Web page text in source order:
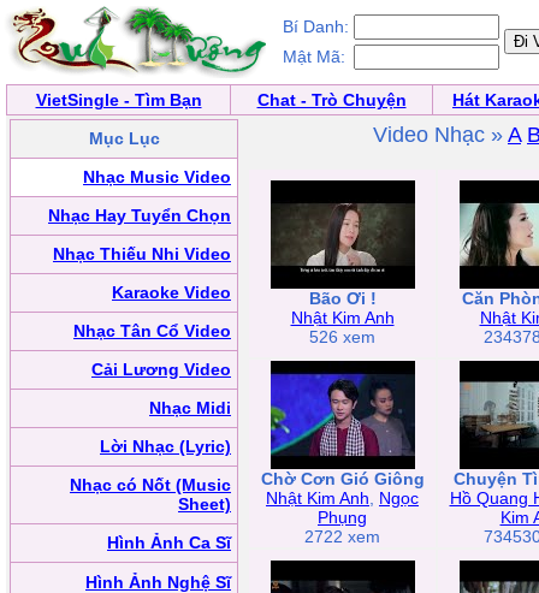
Bí Danh:
Mật Mã:
VietSingle - Tìm Bạn Chat - Trò Chuyện
Hát
Mục Lục
Nhạc Music Video
Nhạc Hay Tuyển Chọn
Nhạc Thiếu Nhi Video
Karaoke Video
Nhạc Tân Cổ Video
Cải Lương Video
Nhạc Midi
Lời Nhạc (Lyric)
Nhạc có Nốt (Music
Sheet)
Hình Ảnh Ca Sĩ
Hình Ảnh Nghệ Sĩ
Video Nhạc » A
Bão Ơi !
Nhật Kim Anh
526 xem
Căn
Nhật
Chờ Cơn Gió Giông
Nhật Kim Anh
Ngọc
Phụng
2722 xem
Chuyện
Hồ Quang
Kim